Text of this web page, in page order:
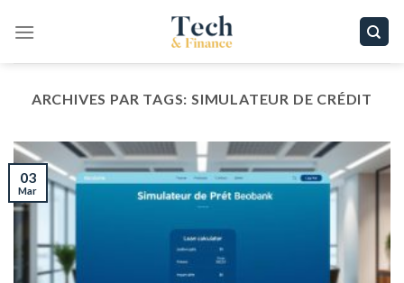
ARCHIVES PAR TAGS:SIMULATEUR DE CRÉDIT
03
Mar